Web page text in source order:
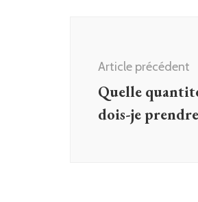
Article précédent
Quelle
dois-je